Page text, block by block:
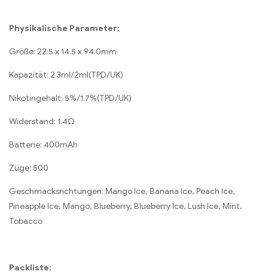
Physikalische Parameter:
Größe: 22.5 x 14.5 x 94.0mm
Kapazität: 2.3ml/2ml(TPD/UK)
Nikotingehalt: 5%/1.7%(TPD/UK)
Widerstand: 1.4Ω
Batterie: 400mAh
Züge: 500
Geschmacksrichtungen: Mango Ice, Banana Ice, Peach Ice,
Pineapple Ice, Mango, Blueberry, Blueberry Ice, Lush Ice, Mint,
Tobacco
Packliste: